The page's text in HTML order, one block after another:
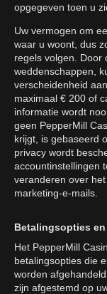
opgegeven toen u
Uw vermogen om
waar u woont, dus
regels volgen. Door
weddenschappen,
verscheidenheid
maximaal € 200 of
informatie wordt
geen PepperMill
krijgt, is gebaseerd
privacy wordt
accountinstellingen
veranderen over
marketing-e-mails.
Betalingsopties
Het PepperMill
betalingsopties die
worden
zijn afgestemd op